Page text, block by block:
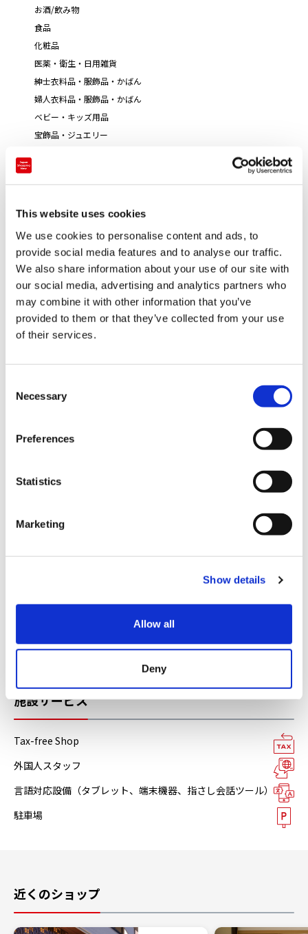
This website uses cookies
We use cookies to personalise content and ads, to
provide social media features and to analyse our traffic.
We also share information about your use of our site with
our social media, advertising and analytics partners who
may combine it with other information that you’ve
provided to them or that they’ve collected from your use
of their services.
Necessary
Preferences
Statistics
Marketing
Show details
Allow all
Deny
お酒/飲み物
食品
化粧品
医薬・衛生・日用雑貨
紳士衣料品・服飾品・かばん
婦人衣料品・服飾品・かばん
ベビー・キッズ用品
宝飾品・ジュエリー
1Fのラグジュアリーショップをはじめ、全体的に落ち着いた
雰囲気でゆったりとお買い物をお楽しみいただけます。インフ
ォメーションには英語と中国語の会話が可能なスタッフを配
置。みなさんのお買い物のお手伝いをいたします。
クレジットカード
VISA
施設サービス
Tax-free Shop
外国人スタッフ
言語対応設備（タブレット、端末機器、指さし会話ツール）
駐車場
近くのショップ